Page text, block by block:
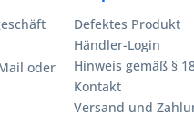
oder
Defektes Produkt
Händler-Login
Hinweis gemäß §
Kontakt
Versand und